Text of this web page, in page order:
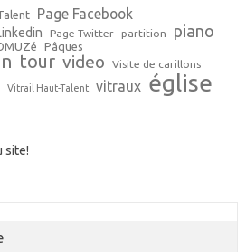
Page Facebook
Page Twitter partition piano
Pâques
tour video Visite de carillons
Vitrail Haut-Talent vitraux église
site!